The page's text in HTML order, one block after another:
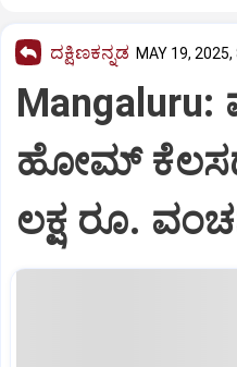
ದಕ್ಷಿಣಕನ್ನಡ MAY 19,
ಹೋಮ್‌
ಲಕ್ಷ ರೂ.